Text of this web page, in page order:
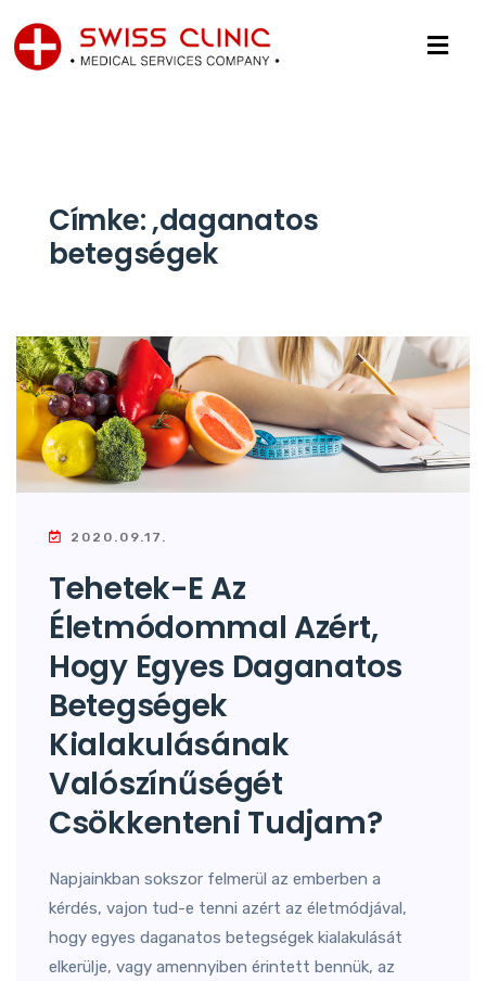
Címke:,daganatos
betegségek
2020.09.17.
Tehetek-E Az
Életmódommal Azért,
Hogy Egyes Daganatos
Betegségek
Kialakulásának
Valószínűségét
Csökkenteni Tudjam?
Napjainkban sokszor felmerül az emberben a
kérdés, vajon tud-e tenni azért az életmódjával,
hogy egyes daganatos betegségek kialakulását
elkerülje, vagy amennyiben érintett bennük, az